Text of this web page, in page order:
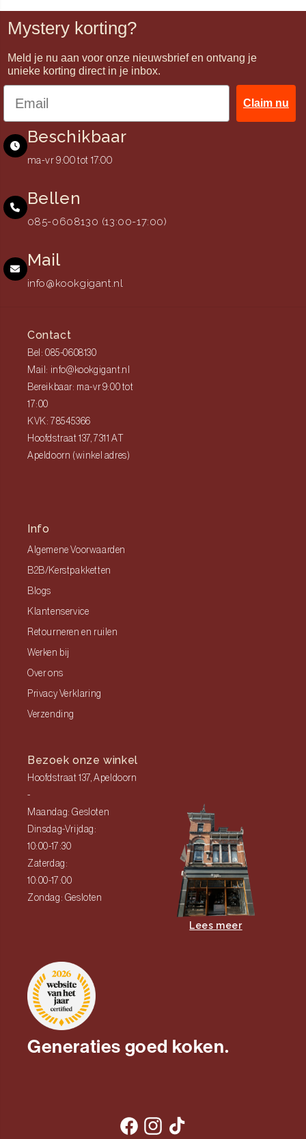
Mystery korting?
Meld je nu aan voor onze nieuwsbrief en ontvang je
unieke korting direct in je inbox.
Claim nu
Beschikbaar
ma-vr 9:00 tot 17:00
Bellen
085-0608130 (13:00-17:00)
Mail
info@kookgigant.nl
Contact
Bel: 085-0608130
Mail: info@kookgigant.nl
Bereikbaar: ma-vr 9:00 tot
17:00
KVK: 78545366
Hoofdstraat 137, 7311 AT
Apeldoorn (winkel adres)
Info
Algemene Voorwaarden
B2B/Kerstpakketten
Blogs
Klantenservice
Retourneren en ruilen
Werken bij
Over ons
Privacy Verklaring
Verzending
Bezoek onze winkel
Hoofdstraat 137, Apeldoorn
-
Maandag: Gesloten
Dinsdag-Vrijdag:
10:00-17:30
Zaterdag:
10:00-17:00
Zondag: Gesloten
Lees meer
Generaties goed koken.